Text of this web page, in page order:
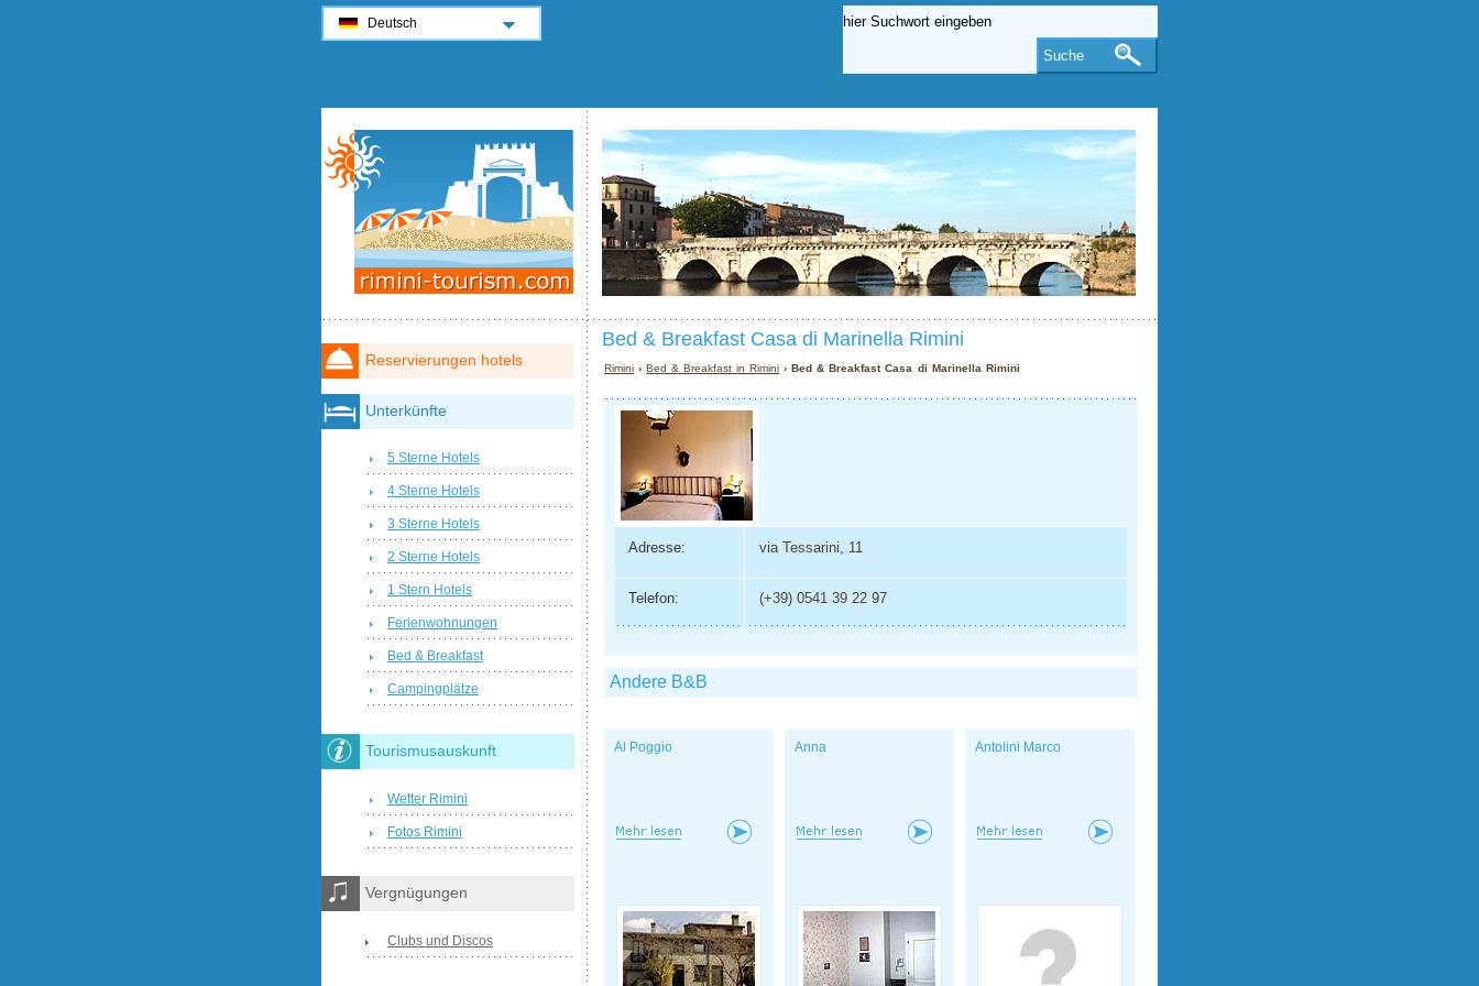
Bed & Breakfast Casa di Marinella Rimini
Rimini ›Bed & Breakfast in Rimini › Bed & Breakfast Casa di Marinella Rimini
Adresse: via Tessarini, 11
Telefon: (+39) 0541 39 22 97
Andere B&B
Al Poggio Anna Antolini Marco
Reservierungen hotels
Unterkünfte
5 Sterne Hotels
4 Sterne Hotels
3 Sterne Hotels
2 Sterne Hotels
1 Stern Hotels
Ferienwohnungen
Bed & Breakfast
Campingplätze
Tourismusauskunft
Wetter Rimini
Fotos Rimini
Vergnügungen
Clubs und Discos
Deutsch
Suche